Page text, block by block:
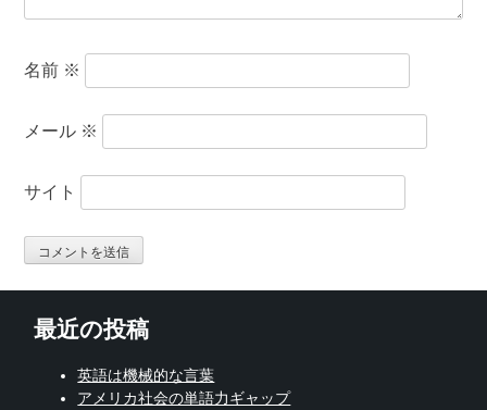
名前 ※
メール ※
サイト
最近の投稿
英語は機械的な言葉
アメリカ社会の単語力ギャップ